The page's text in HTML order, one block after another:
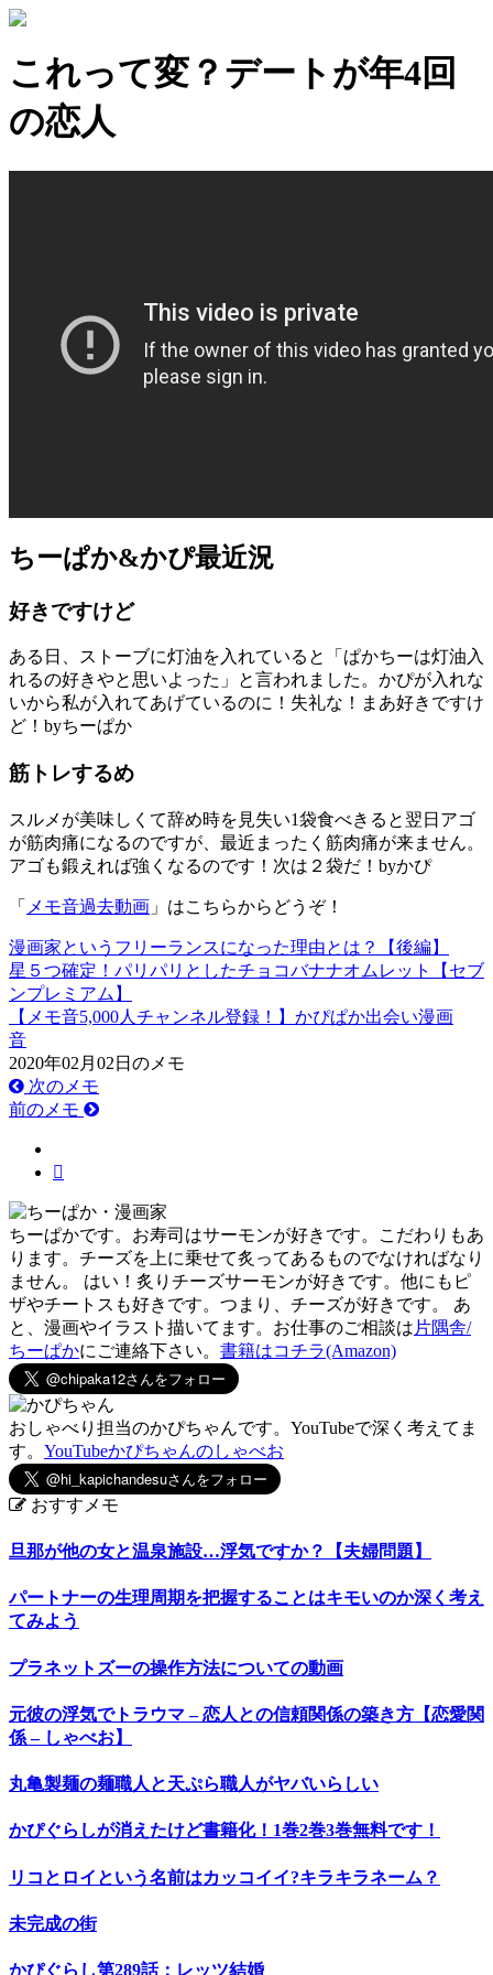
これって変？デートが年4回
の恋人
ちーぱか&かぴ最近況
好きですけど
ある日、ストーブに灯油を入れていると「ぱかちーは灯油入
れるの好きやと思いよった」と言われました。かぴが入れな
いから私が入れてあげているのに！失礼な！まあ好きですけ
ど！byちーぱか
筋トレするめ
スルメが美味しくて辞め時を見失い1袋食べきると翌日アゴ
が筋肉痛になるのですが、最近まったく筋肉痛が来ません。
アゴも鍛えれば強くなるのです！次は２袋だ！byかぴ
「 メモ音過去動画 」はこちらからどうぞ！
漫画家というフリーランスになった理由とは？【後編】
星５つ確定！パリパリとしたチョコバナナオムレット【セブ
ンプレミアム】
【メモ音5,000人チャンネル登録！】かぴぱか出会い漫画
音
2020年02月02日のメモ
次のメモ
前のメモ
ちーぱかです。お寿司はサーモンが好きです。こだわりもあ
ります。チーズを上に乗せて炙ってあるものでなければなり
ません。 はい！炙りチーズサーモンが好きです。他にもピ
ザやチートスも好きです。つまり、チーズが好きです。 あ
と、漫画やイラスト描いてます。お仕事のご相談は 片隅舎/
ちーぱかにご連絡下さい。 書籍はコチラ(Amazon)
おしゃべり担当のかぴちゃんです。YouTubeで深く考えてま
す。 YouTubeかぴちゃんのしゃべお
おすすメモ
旦那が他の女と温泉施設…浮気ですか？【夫婦問題】
パートナーの生理周期を把握することはキモいのか深く考え
てみよう
プラネットズーの操作方法についての動画
元彼の浮気でトラウマ – 恋人との信頼関係の築き方【恋愛関
係 – しゃべお】
丸亀製麺の麺職人と天ぷら職人がヤバいらしい
かぴぐらしが消えたけど書籍化！1巻2巻3巻無料です！
リコとロイという名前はカッコイイ?キラキラネーム？
未完成の街
かぴぐらし第289話：レッツ結婚